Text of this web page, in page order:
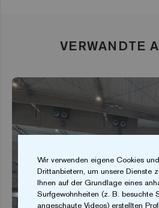
VERWANDTE
Wir verwenden eigene Cookies
Drittanbietern, um unsere Dienste
Ihnen auf der Grundlage eines
Surfgewohnheiten (z. B. besuchte
angeschaute Videos) erstellten